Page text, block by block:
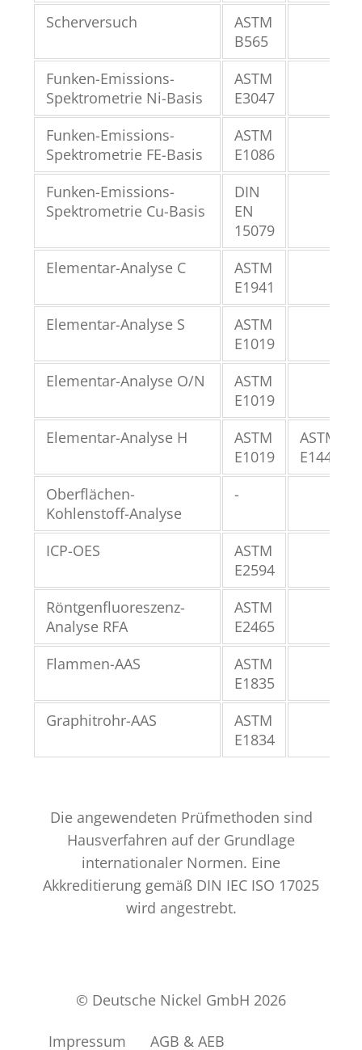
Scherversuch
ASTM
B565
Funken-Emissions-
Spektrometrie Ni-Basis
ASTM
E3047
Funken-Emissions-
Spektrometrie FE-Basis
ASTM
E1086
Funken-Emissions-
Spektrometrie Cu-Basis
DIN
EN
15079
Elementar-Analyse C
ASTM
E1941
Elementar-Analyse S
ASTM
E1019
Elementar-Analyse O/N
ASTM
E1019
Elementar-Analyse H
ASTM
E1019
ASTM
E1447
Oberflächen-
Kohlenstoff-Analyse
-
ICP-OES
ASTM
E2594
Röntgenfluoreszenz-
Analyse RFA
ASTM
E2465
Flammen-AAS
ASTM
E1835
Graphitrohr-AAS
ASTM
E1834
Die angewendeten Prüfmethoden sind
Hausverfahren auf der Grundlage
internationaler Normen. Eine
Akkreditierung gemäß DIN IEC ISO 17025
wird angestrebt.
© Deutsche Nickel GmbH 2026
Impressum AGB & AEB